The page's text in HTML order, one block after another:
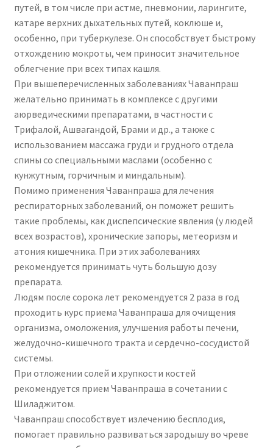
путей, в том числе при астме, пневмонии, ларингите,
катаре верхних дыхательных путей, коклюше и,
особенно, при туберкулезе. Он способствует быстрому
отхождению мокроты, чем приносит значительное
облегчение при всех типах кашля.
При вышеперечисленных заболеваниях Чаванпраш
желательно принимать в комплексе с другими
аюрведическими препаратами, в частности с
Трифалой, Ашвагандой, Брами и др., а также с
использованием массажа груди и грудного отдела
спины со специальными маслами (особенно с
кунжутным, горчичным и миндальным).
Помимо применения Чаванпраша для лечения
респираторных заболеваний, он поможет решить
такие проблемы, как диспепсические явления (у людей
всех возрастов), хронические запоры, метеоризм и
атония кишечника. При этих заболеваниях
рекомендуется принимать чуть большую дозу
препарата.
Людям после сорока лет рекомендуется 2 раза в год
проходить курс приема Чаванпраша для очищения
организма, омоложения, улучшения работы печени,
желудочно-кишечного тракта и сердечно-сосудистой
системы.
При отложении солей и хрупкости костей
рекомендуется прием Чаванпраша в сочетании с
Шиладжитом.
Чаванпраш способствует излечению бесплодия,
помогает правильно развиваться зародышу во чреве